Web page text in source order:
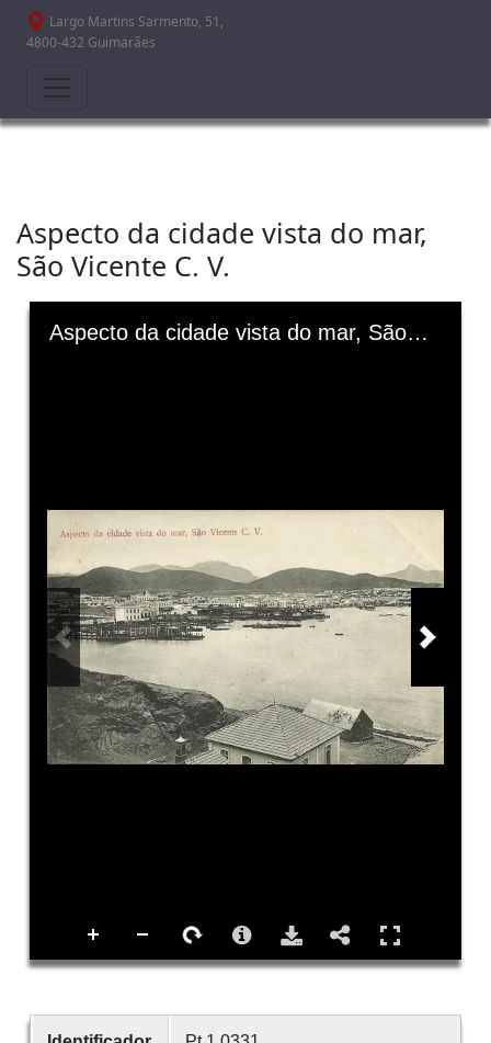
Passar para o conteúdo principal
Largo Martins Sarmento, 51,
4800-432 Guimarães
Aspecto da cidade vista do mar,
São Vicente C. V.
Skip to downloads and alternative formats
Media Viewer Aspecto da cidade vista do mar, São Vicente C. V.